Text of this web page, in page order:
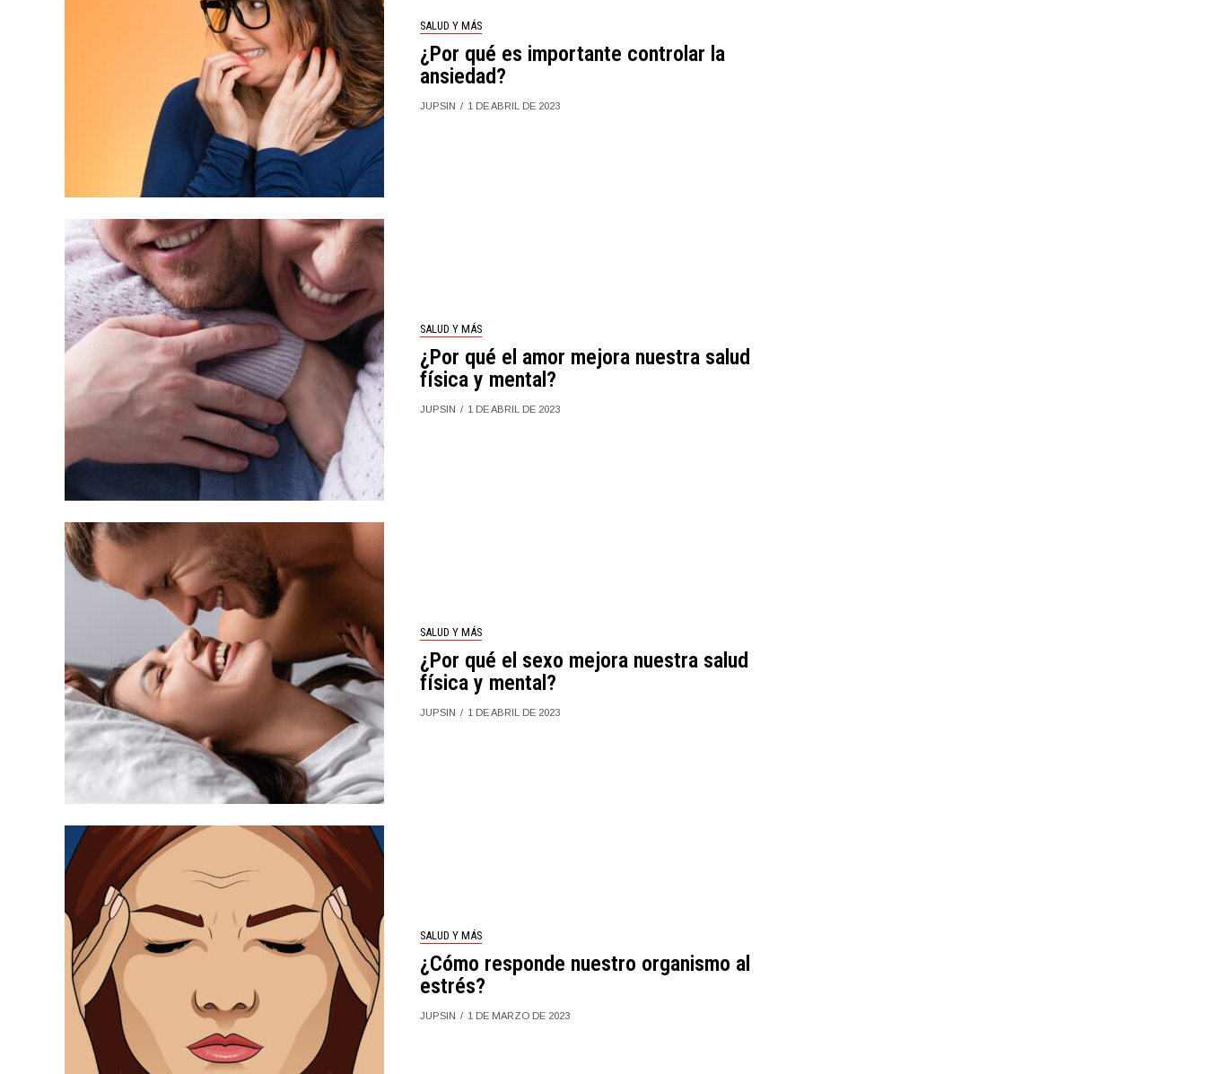
SALUD Y MÁS
¿Por qué es importante controlar la
ansiedad?
JUPSIN 1 DE ABRIL DE 2023
SALUD Y MÁS
¿Por qué el amor mejora nuestra salud
física y mental?
JUPSIN 1 DE ABRIL DE 2023
SALUD Y MÁS
¿Por qué el sexo mejora nuestra salud
física y mental?
JUPSIN 1 DE ABRIL DE 2023
SALUD Y MÁS
¿Cómo responde nuestro organismo al
estrés?
JUPSIN 1 DE MARZO DE 2023